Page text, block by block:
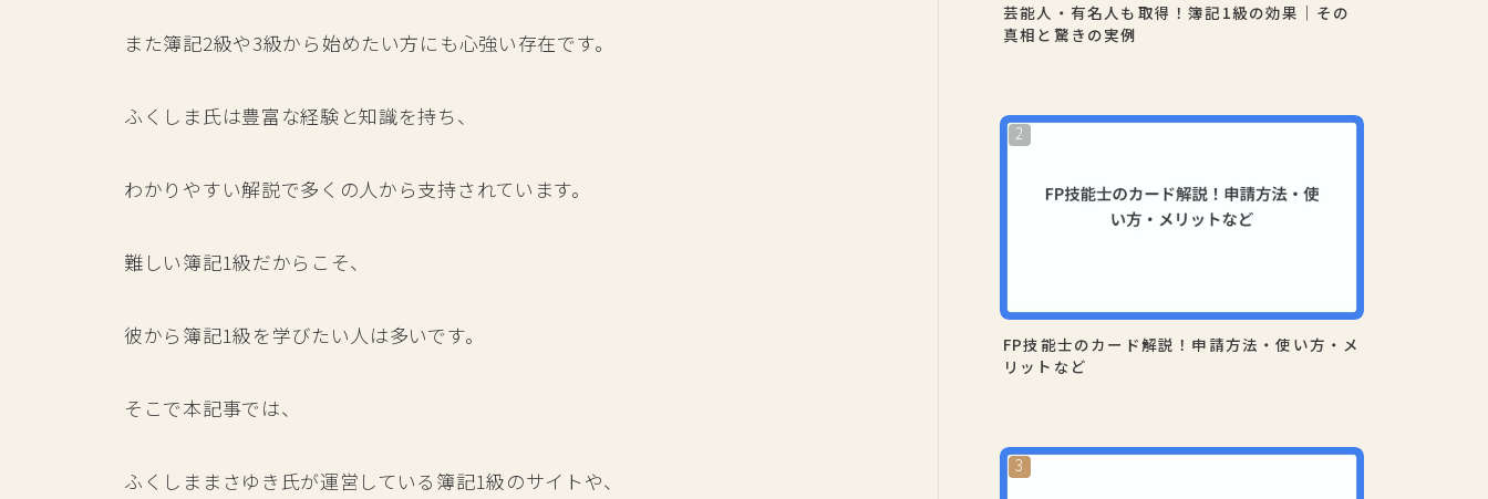
また簿記2級や3級から始めたい方にも心強い存在です。
ふくしま氏は豊富な経験と知識を持ち、
わかりやすい解説で多くの人から支持されています。
難しい簿記1級だからこそ、
彼から簿記1級を学びたい人は多いです。
そこで本記事では、
ふくしままさゆき氏が運営している簿記1級のサイトや、
芸能人・有名人も取得！簿記1級の効果｜その
真相と驚きの実例
FP技能士のカード解説！申請方法・使い方・メ
リットなど